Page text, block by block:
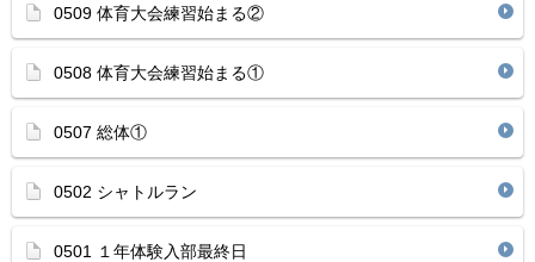
0509 体育大会練習始まる②
0508 体育大会練習始まる①
0507 総体①
0502 シャトルラン
0501 １年体験入部最終日